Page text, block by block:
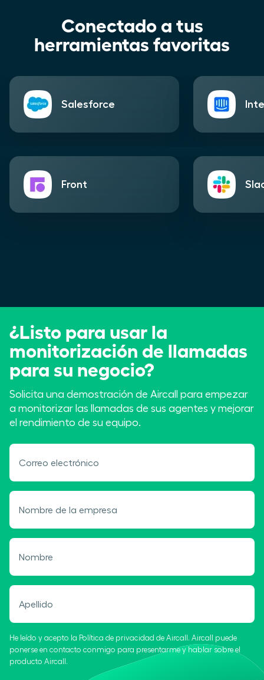
Conectado a tus
herramientas favoritas
Salesforce
Front
¿Listo para usar la
monitorización de llamadas
para su negocio?
Solicita una demostración de Aircall para empezar
a monitorizar las llamadas de sus agentes y mejorar
el rendimiento de su equipo.
Correo electrónico
Nombre de la empresa
Nombre
Apellido
He leído y acepto la Política de privacidad de Aircall. Aircall puede
ponerse en contacto conmigo para presentarme y hablar sobre el
producto Aircall.